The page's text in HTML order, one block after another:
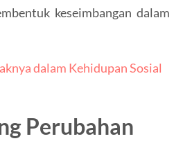
keseimbangan dalam
dalam Kehidupan Sosial
Perubahan